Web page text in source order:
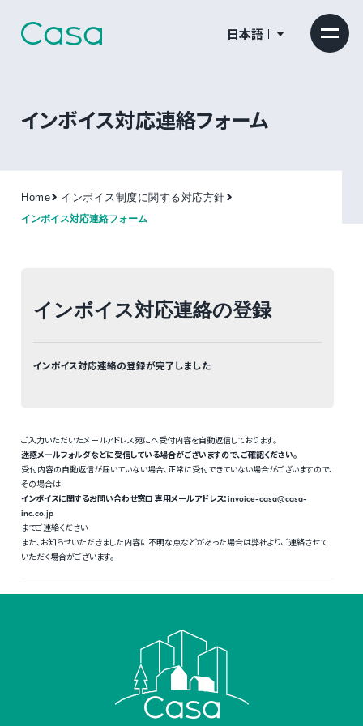
日本語
インボイス対応連絡フォーム
Home インボイス制度に関する対応方針
インボイス対応連絡フォーム
インボイス対応連絡の登録
インボイス対応連絡の登録が完了しました
ご入力いただいたメールアドレス宛にへ受付内容を自動返信しております。
迷惑メールフォルダなどに受信している場合がございますので、ご確認ください。
受付内容の自動返信が届いていない場合、正常に受付できていない場合がございますので、
その場合は
インボイスに関するお問い合わせ窓口 専用メールアドレス：invoice-casa@casa-
inc.co.jp
までご連絡ください
また、お知らせいただきました内容に不明な点などがあった場合は弊社よりご連絡させて
いただく場合がございます。